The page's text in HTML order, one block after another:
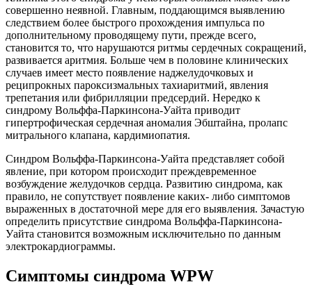
совершенно неявной. Главным, поддающимся выявлению
следствием более быстрого прохождения импульса по
дополнительному проводящему пути, прежде всего,
становится то, что нарушаются ритмы сердечных сокращений,
развивается аритмия. Больше чем в половине клинических
случаев имеет место появление наджелудочковых и
реципрокных пароксизмальных тахиаритмий, явления
трепетания или фибрилляции предсердий. Нередко к
синдрому Вольффа-Паркинсона-Уайта приводит
гипертрофическая сердечная аномалия Эбштайна, пролапс
митрального клапана, кардимиопатия.
Синдром Вольффа-Паркинсона-Уайта представляет собой
явление, при котором происходит преждевременное
возбуждение желудочков сердца. Развитию синдрома, как
правило, не сопутствует появление каких- либо симптомов
выраженных в достаточной мере для его выявления. Зачастую
определить присутствие синдрома Вольффа-Паркинсона-
Уайта становится возможным исключительно по данным
электрокардиограммы.
Симптомы синдрома WPW